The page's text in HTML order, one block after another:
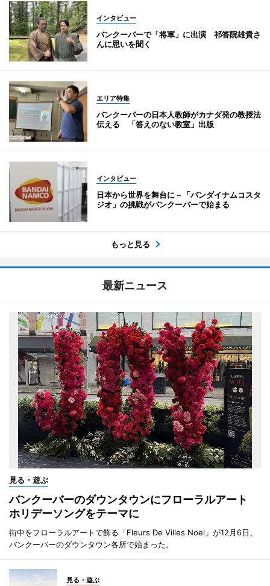
インタビュー
バンクーバーで「将軍」に出演 祁答院雄貴さ
んに思いを聞く
エリア特集
バンクーバーの日本人教師がカナダ発の教授法
伝える 「答えのない教室」出版
インタビュー
日本から世界を舞台に－「バンダイナムコスタ
ジオ」の挑戦がバンクーバーで始まる
もっと見る
最新ニュース
見る・遊ぶ
バンクーバーのダウンタウンにフローラルアート
ホリデーソングをテーマに
街中をフローラルアートで飾る「Fleurs De Villes Noel」が12月6日、
バンクーバーのダウンタウン各所で始まった。
見る・遊ぶ